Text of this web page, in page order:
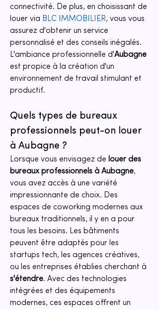
connectivité. De plus, en choisissant de
louer via BLC IMMOBILIER, vous vous
assurez d'obtenir un service
personnalisé et des conseils inégalés.
L'ambiance professionnelle d'Aubagne
est propice à la création d'un
environnement de travail stimulant et
productif.
Quels types de bureaux
professionnels peut-on louer
à Aubagne ?
Lorsque vous envisagez de louer des
bureaux professionnels à Aubagne,
vous avez accès à une variété
impressionnante de choix. Des
espaces de coworking modernes aux
bureaux traditionnels, il y en a pour
tous les besoins. Les bâtiments
peuvent être adaptés pour les
startups tech, les agences créatives,
ou les entreprises établies cherchant à
s'étendre. Avec des technologies
intégrées et des équipements
modernes, ces espaces offrent un